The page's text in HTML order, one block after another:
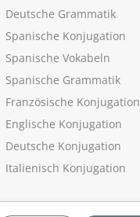
Deutsche Grammatik
Spanische Konjugation
Spanische Vokabeln
Spanische Grammatik
Französische Konjugation
Englische Konjugation
Deutsche Konjugation
Italienisch Konjugation